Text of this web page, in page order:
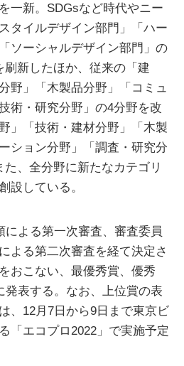
一新。SDGsなど時代やニー
タイルデザイン部門」「ハー
ソーシャルデザイン部門」の
新したほか、従来の「建
野」「木製品分野」「コミュ
術・研究分野」の4分野を改
」「技術・建材分野」「木製
ション分野」「調査・研究分
、全分野に新たなカテゴリ
設している。
による第一次審査、審査委員
よる第二次審査を経て決定さ
おこない、最優秀賞、優秀
発表する。なお、上位賞の表
、12月7日から9日まで東京ビ
「エコプロ2022」で実施予定